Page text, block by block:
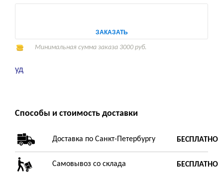
ЗАКАЗАТЬ
Минимальная сумма заказа 3000 руб.
уд
Способы и стоимость доставки
Доставка по Санкт-Петербургу БЕСПЛАТНО
Самовывоз со склада БЕСПЛАТНО